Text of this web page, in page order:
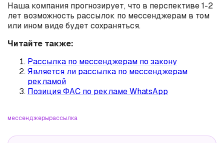
Наша компания прогнозирует, что в перспективе 1-2
лет возможность рассылок по мессенджерам в том
или ином виде будет сохраняться.
Читайте также:
Рассылка по мессенджерам по закону
Является ли рассылка по мессенджерам
рекламой
Позиция ФАС по рекламе WhatsApp
мессенджерырассылка